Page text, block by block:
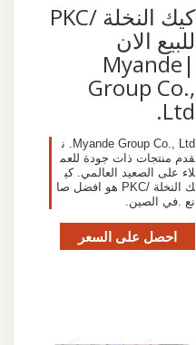
كيك النخلة /PKC
للبيع الان
|Myande
Group Co.,
Ltd.
Myande Group Co., Ltd. ن
قدم منتجات ذات جودة للعم
لاء على الصعيد العالمي. كي
ك النخلة /PKC هو افضل صا
نع .في الصين.
احصل على السعر